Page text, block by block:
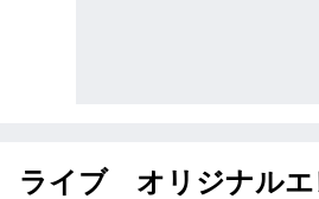
ライブ オリジナルエ